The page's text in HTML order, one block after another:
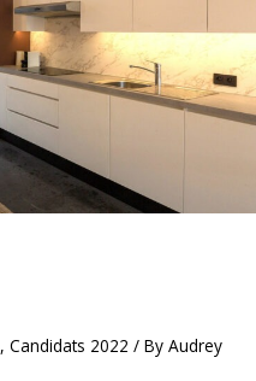
, Candidats 2022 / By Audrey